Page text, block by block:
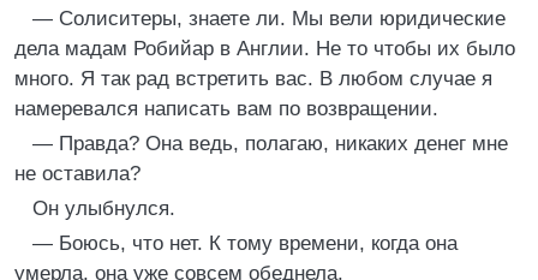
— Солиситеры, знаете ли. Мы вели юридические
дела мадам Робийар в Англии. Не то чтобы их было
много. Я так рад встретить вас. В любом случае я
намеревался написать вам по возвращении.
— Правда? Она ведь, полагаю, никаких денег мне
не оставила?
Он улыбнулся.
— Боюсь, что нет. К тому времени, когда она
умерла, она уже совсем обеднела.